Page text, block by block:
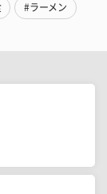
#ラーメン